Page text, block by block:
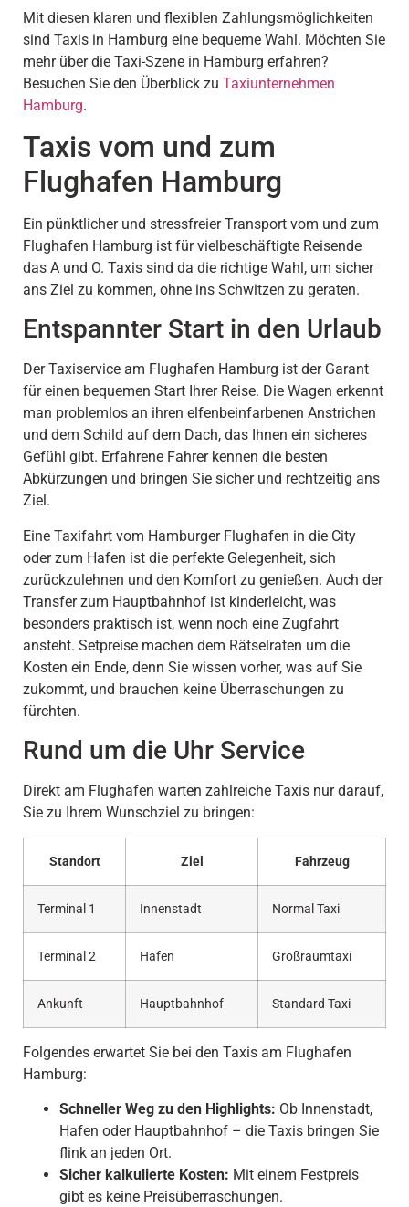
Mit diesen klaren und flexiblen Zahlungsmöglichkeiten
sind Taxis in Hamburg eine bequeme Wahl. Möchten Sie
mehr über die Taxi-Szene in Hamburg erfahren?
Besuchen Sie den Überblick zu Taxiunternehmen
Hamburg.
Taxis vom und zum
Flughafen Hamburg
Ein pünktlicher und stressfreier Transport vom und zum
Flughafen Hamburg ist für vielbeschäftigte Reisende
das A und O. Taxis sind da die richtige Wahl, um sicher
ans Ziel zu kommen, ohne ins Schwitzen zu geraten.
Entspannter Start in den Urlaub
Der Taxiservice am Flughafen Hamburg ist der Garant
für einen bequemen Start Ihrer Reise. Die Wagen erkennt
man problemlos an ihren elfenbeinfarbenen Anstrichen
und dem Schild auf dem Dach, das Ihnen ein sicheres
Gefühl gibt. Erfahrene Fahrer kennen die besten
Abkürzungen und bringen Sie sicher und rechtzeitig ans
Ziel.
Eine Taxifahrt vom Hamburger Flughafen in die City
oder zum Hafen ist die perfekte Gelegenheit, sich
zurückzulehnen und den Komfort zu genießen. Auch der
Transfer zum Hauptbahnhof ist kinderleicht, was
besonders praktisch ist, wenn noch eine Zugfahrt
ansteht. Setpreise machen dem Rätselraten um die
Kosten ein Ende, denn Sie wissen vorher, was auf Sie
zukommt, und brauchen keine Überraschungen zu
fürchten.
Rund um die Uhr Service
Direkt am Flughafen warten zahlreiche Taxis nur darauf,
Sie zu Ihrem Wunschziel zu bringen:
Standort Ziel Fahrzeug
Terminal 1 Innenstadt Normal Taxi
Terminal 2 Hafen Großraumtaxi
Ankunft Hauptbahnhof Standard Taxi
Folgendes erwartet Sie bei den Taxis am Flughafen
Hamburg:
Schneller Weg zu den Highlights: Ob Innenstadt,
Hafen oder Hauptbahnhof – die Taxis bringen Sie
flink an jeden Ort.
Sicher kalkulierte Kosten: Mit einem Festpreis
gibt es keine Preisüberraschungen.